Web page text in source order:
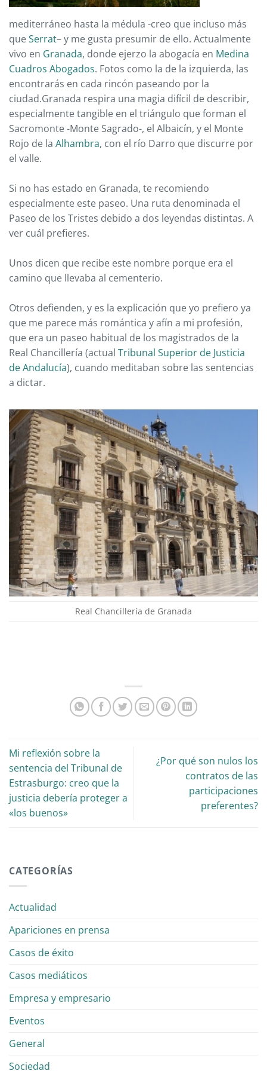
mediterráneo hasta la médula -creo que incluso más
queSerrat– y me gusta presumir de ello. Actualmente
vivo en Granada, donde ejerzo la abogacía en Medina
Cuadros Abogados. Fotos como la de la izquierda, las
encontrarás en cada rincón paseando por la
ciudad.Granada respira una magia difícil de describir,
especialmente tangible en el triángulo que forman el
Sacromonte -Monte Sagrado-, el Albaicín, y el Monte
Rojo de la Alhambra, con el río Darro que discurre por
el valle.
Si no has estado en Granada, te recomiendo
especialmente este paseo. Una ruta denominada el
Paseo de los Tristes debido a dos leyendas distintas. A
ver cuál prefieres.
Unos dicen que recibe este nombre porque era el
camino que llevaba al cementerio.
Otros defienden, y es la explicación que yo prefiero ya
que me parece más romántica y afín a mi profesión,
que era un paseo habitual de los magistrados de la
Real Chancillería (actual Tribunal Superior de Justicia
de Andalucía), cuando meditaban sobre las sentencias
a dictar.
Real Chancillería de Granada
Mi reflexión sobre la
sentencia del Tribunal de
Estrasburgo: creo que la
justicia debería proteger a
«los buenos»
¿Por qué son nulos los
contratos de las
participaciones
preferentes?
CATEGORÍAS
Actualidad
Apariciones en prensa
Casos de éxito
Casos mediáticos
Empresa y empresario
Eventos
General
Sociedad